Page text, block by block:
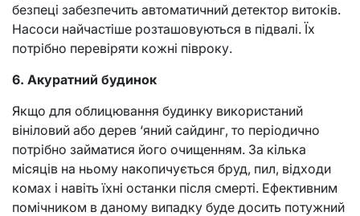
безпеці забезпечить автоматичний детектор витоків.
Насоси найчастіше розташовуються в підвалі. Їх
потрібно перевіряти кожні півроку.
6. Акуратний будинок
Якщо для облицювання будинку використаний
вініловий або дерев ‘яний сайдинг, то періодично
потрібно займатися його очищенням. За кілька
місяців на ньому накопичується бруд, пил, відходи
комах і навіть їхні останки після смерті. Ефективним
помічником в даному випадку буде досить потужний